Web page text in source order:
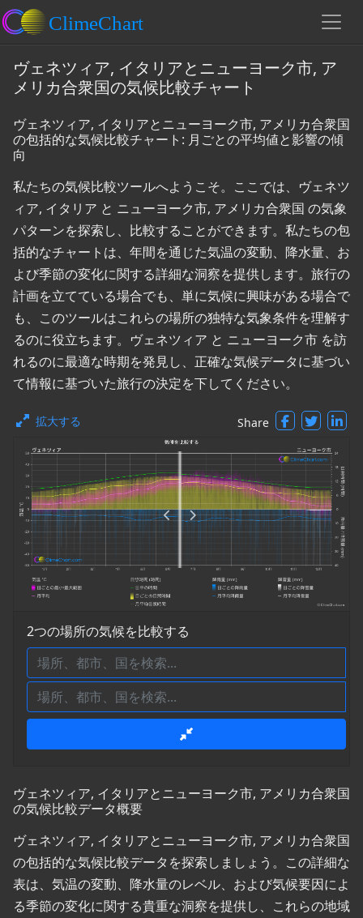
ヴェネツィア, イタリアとニューヨーク市, ア
メリカ合衆国の気候比較チャート
ヴェネツィア, イタリアとニューヨーク市, アメリカ合衆国
の包括的な気候比較チャート: 月ごとの平均値と影響の傾
向
私たちの気候比較ツールへようこそ。ここでは、ヴェネツ
ィア, イタリア と ニューヨーク市, アメリカ合衆国 の気象
パターンを探索し、比較することができます。私たちの包
括的なチャートは、年間を通じた気温の変動、降水量、お
よび季節の変化に関する詳細な洞察を提供します。旅行の
計画を立てている場合でも、単に気候に興味がある場合で
も、このツールはこれらの場所の独特な気象条件を理解す
るのに役立ちます。ヴェネツィア と ニューヨーク市 を訪
れるのに最適な時期を発見し、正確な気候データに基づい
て情報に基づいた旅行の決定を下してください。
拡大する Share
2つの場所の気候を比較する
ヴェネツィア, イタリアとニューヨーク市, アメリカ合衆国
の気候比較データ概要
ヴェネツィア, イタリアとニューヨーク市, アメリカ合衆国
の包括的な気候比較データを探索しましょう。この詳細な
表は、気温の変動、降水量のレベル、および気候要因によ
る季節の変化に関する貴重な洞察を提供し、これらの地域